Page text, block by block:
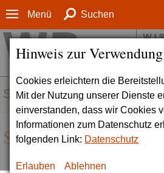
Hinweis zur
Cookies erleichtern die
Mit der Nutzung unserer Dienste
einverstanden, dass wir Cookies
Informationen zum Datenschutz
folgenden Link: Datenschutz
Erlauben Ablehnen
Menü Suchen
SERVICE
Seite empfehlen